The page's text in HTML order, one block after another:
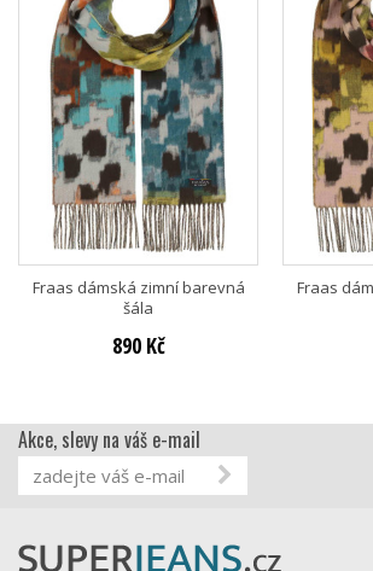
Fraas dámská zimní barevná
šála
890 Kč
Fraas
Akce, slevy na váš e-mail